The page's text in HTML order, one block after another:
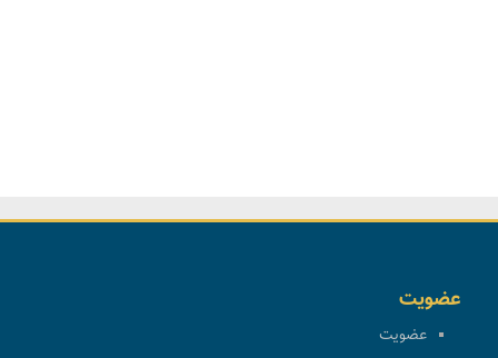
عضویت
عضویت